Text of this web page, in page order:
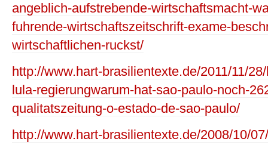
angeblich-aufstrebende-wirtschaftsmacht-
fuhrende-wirtschaftszeitschrift-exame-
wirtschaftlichen-ruckst/
http://www.hart-brasilientexte.de/2011/11/
lula-regierungwarum-hat-sao-paulo-noch-
qualitatszeitung-o-estado-de-sao-paulo/
http://www.hart-brasilientexte.de/2008/10/